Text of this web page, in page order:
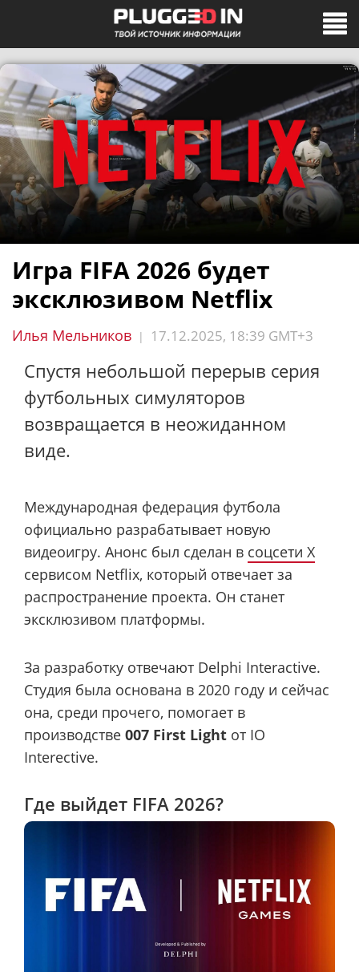
Игра FIFA 2026 будет
эксклюзивом Netflix
Илья Мельников | 17.12.2025, 18:39 GMT+3
Спустя небольшой перерыв серия
футбольных симуляторов
возвращается в неожиданном
виде.
Международная федерация футбола
официально разрабатывает новую
видеоигру. Анонс был сделан в соцсети X
сервисом Netflix, который отвечает за
распространение проекта. Он станет
эксклюзивом платформы.
За разработку отвечают Delphi Interactive.
Студия была основана в 2020 году и сейчас
она, среди прочего, помогает в
производстве 007 First Light от IO
Interective.
Где выйдет FIFA 2026?